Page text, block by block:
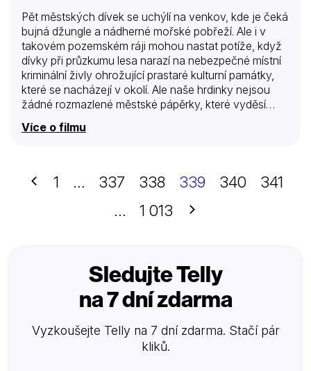
Pět městských dívek se uchýlí na venkov, kde je čeká
bujná džungle a nádherné mořské pobřeží. Ale i v
takovém pozemském ráji mohou nastat potíže, když
dívky při průzkumu lesa narazí na nebezpečné místní
kriminální živly ohrožující prastaré kulturní památky,
které se nacházejí v okolí. Ale naše hrdinky nejsou
žádné rozmazlené městské pápěrky, které vyděsí
každý šramot, naopak, jsou to odvážné divoké
kočky, které se rozhodnou konat.
Více o filmu
Předchozí
1 … 337 338 339 340
341
…
1 013 Další
Sledujte Telly
na 7 dní zdarma
Vyzkoušejte Telly na 7 dní zdarma. Stačí pár
kliků.